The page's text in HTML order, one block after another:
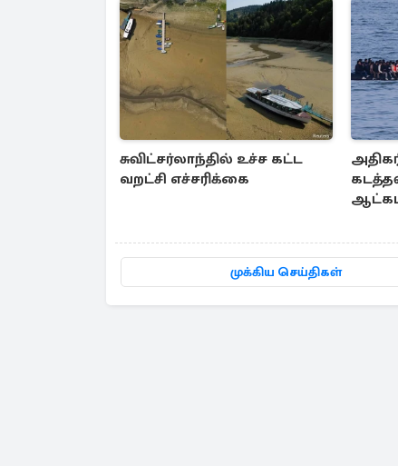
சுவிட்சர்லாந்தில் உச்ச கட்ட
வறட்சி எச்சரிக்கை
முக்கிய செய்திகள்